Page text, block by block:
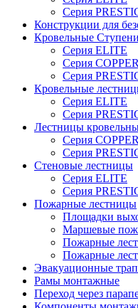
Серия
Конструкции для
Кровельные Ступени
Серия ELITE
Серия COPPER
Серия
Кровельные
Серия ELITE
Серия
Лестницы
Серия COPPER
Серия
Стеновые лестницы
Серия ELITE
Серия
Пожарные лестницы
Площадки
Маршевые
Пожарные
Пожарные
Эвакуационные
Рамы монтажные
Переход через